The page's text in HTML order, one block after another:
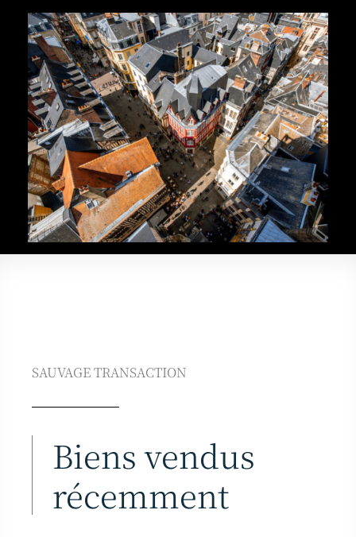
SAUVAGE TRANSACTION
Biens vendus
récemment